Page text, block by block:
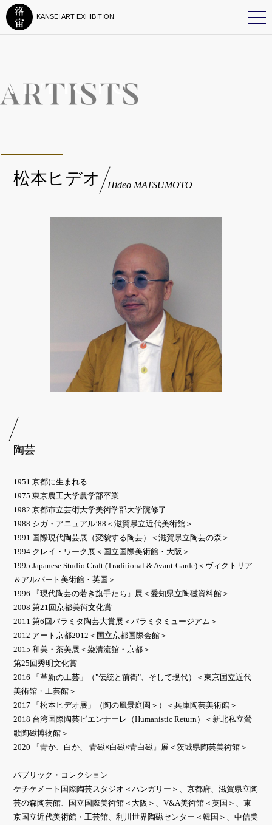
KANSEI ART EXHIBITION
松本ヒデオ Hideo MATSUMOTO
陶芸
1951 京都に生まれる
1975 東京農工大学農学部卒業
1982 京都市立芸術大学美術学部大学院修了
1988 シガ・アニュアル’88＜滋賀県立近代美術館＞
1991 国際現代陶芸展（変貌する陶芸）＜滋賀県立陶芸の森＞
1994 クレイ・ワーク展＜国立国際美術館・大阪＞
1995 Japanese Studio Craft (Traditional & Avant-Garde)＜ヴィクトリア
＆アルバート美術館・英国＞
1996 『現代陶芸の若き旗手たち』展＜愛知県立陶磁資料館＞
2008 第21回京都美術文化賞
2011 第6回パラミタ陶芸大賞展＜パラミタミュージアム＞
2012 アート京都2012＜国立京都国際会館＞
2015 和美・茶美展＜染清流館・京都＞
第25回秀明文化賞
2016 「革新の工芸」（"伝統と前衛"、そして現代）＜東京国立近代
美術館・工芸館＞
2017 「松本ヒデオ展」（陶の風景庭園＞）＜兵庫陶芸美術館＞
2018 台湾国際陶芸ビエンナーレ（Humanistic Return）＜新北私立鶯
歌陶磁博物館＞
2020 『青か、白か、 青磁×白磁×青白磁』展＜茨城県陶芸美術館＞
パブリック・コレクション
ケチケメート国際陶芸スタジオ＜ハンガリー＞、京都府、滋賀県立陶
芸の森陶芸館、国立国際美術館＜大阪＞、V&A美術館＜英国＞、東
京国立近代美術館・工芸館、利川世界陶磁センター＜韓国＞、中信美